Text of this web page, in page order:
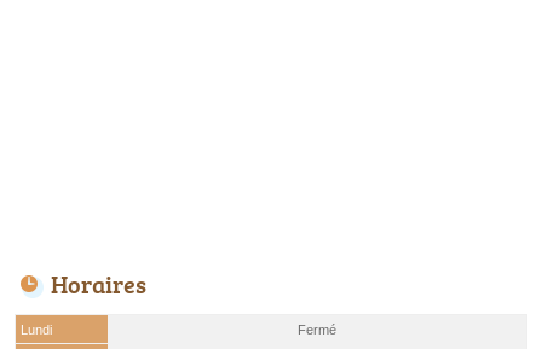
Horaires
Lundi
Fermé